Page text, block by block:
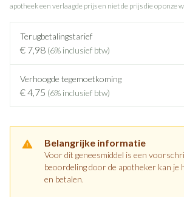
apotheek een verlaagde prijs en niet de prijs die op onze
Terugbetalingstarief
€ 7,98 (6% inclusief btw)
Verhoogde tegemoetkoming
€ 4,75 (6% inclusief btw)
Belangrijke informatie
Voor dit geneesmiddel is een
beoordeling door de apotheker kan je
en betalen.